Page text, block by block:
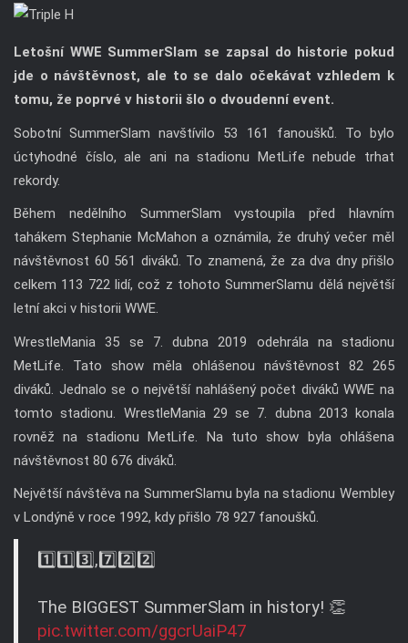
Letošní WWE SummerSlam se zapsal do historie pokud
jde o návštěvnost, ale to se dalo očekávat vzhledem k
tomu, že poprvé v historii šlo o dvoudenní event.
Sobotní SummerSlam navštívilo 53 161 fanoušků. To bylo
úctyhodné číslo, ale ani na stadionu MetLife nebude trhat
rekordy.
Během nedělního SummerSlam vystoupila před hlavním
tahákem Stephanie McMahon a oznámila, že druhý večer měl
návštěvnost 60 561 diváků. To znamená, že za dva dny přišlo
celkem 113 722 lidí, což z tohoto SummerSlamu dělá největší
letní akci v historii WWE.
WrestleMania 35 se 7. dubna 2019 odehrála na stadionu
MetLife. Tato show měla ohlášenou návštěvnost 82 265
diváků. Jednalo se o největší nahlášený počet diváků WWE na
tomto stadionu. WrestleMania 29 se 7. dubna 2013 konala
rovněž na stadionu MetLife. Na tuto show byla ohlášena
návštěvnost 80 676 diváků.
Největší návštěva na SummerSlamu byla na stadionu Wembley
v Londýně v roce 1992, kdy přišlo 78 927 fanoušků.
1️⃣1️⃣3️⃣,7️⃣2️⃣2️⃣
The BIGGEST SummerSlam in history! 👏
pic.twitter.com/ggcrUaiP47